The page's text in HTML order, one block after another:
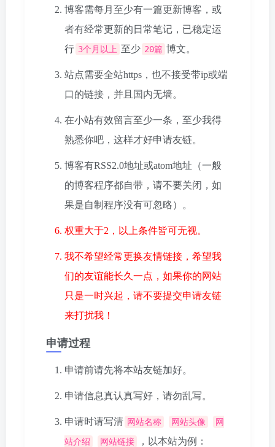
博客需每月至少有一篇更新博客，或
者有经常更新的日常笔记，已稳定运
行 3个月以上 至少 20篇 博文。
站点需要全站https，也不接受带ip或端
口的链接，并且国内无墙。
在小站有效留言至少一条，至少我得
熟悉你吧，这样才好申请友链。
博客有RSS2.0地址或atom地址（一般
的博客程序都自带，请不要关闭，如
果是自制程序没有可忽略）。
权重大于2，以上条件皆可无视。
我不希望经常更换友情链接，希望我
们的友谊能长久一点，如果你的网站
只是一时兴起，请不要提交申请友链
来打扰我！
申请过程
申请前请先将本站友链加好。
申请信息真认真写好，请勿乱写。
申请时请写清 网站名称 网站头像
网
站介绍
网站链接
，以本站为例：